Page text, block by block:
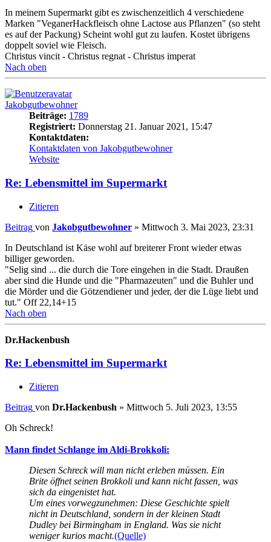
In meinem Supermarkt gibt es zwischenzeitlich 4 verschiedene
Marken "VeganerHackfleisch ohne Lactose aus Pflanzen" (so steht
es auf der Packung) Scheint wohl gut zu laufen. Kostet übrigens
doppelt soviel wie Fleisch.
Christus vincit - Christus regnat - Christus imperat
Nach oben
Jakobgutbewohner
Beiträge: 1789
Registriert: Donnerstag 21. Januar 2021, 15:47
Kontaktdaten:
Kontaktdaten von Jakobgutbewohner
Website
Re: Lebensmittel im Supermarkt
Zitieren
Beitrag von Jakobgutbewohner » Mittwoch 3. Mai 2023, 23:31
In Deutschland ist Käse wohl auf breiterer Front wieder etwas
billiger geworden.
"Selig sind ... die durch die Tore eingehen in die Stadt. Draußen
aber sind die Hunde und die "Pharmazeuten" und die Buhler und
die Mörder und die Götzendiener und jeder, der die Lüge liebt und
tut." Off 22,14+15
Nach oben
Dr.Hackenbush
Re: Lebensmittel im Supermarkt
Zitieren
Beitrag von Dr.Hackenbush » Mittwoch 5. Juli 2023, 13:55
Oh Schreck!
Mann findet Schlange im Aldi-Brokkoli:
Diesen Schreck will man nicht erleben müssen. Ein
Brite öffnet seinen Brokkoli und kann nicht fassen, was
sich da eingenistet hat.
Um eines vorwegzunehmen: Diese Geschichte spielt
nicht in Deutschland, sondern in der kleinen Stadt
Dudley bei Birmingham in England. Was sie nicht
weniger kurios macht.(Quelle)